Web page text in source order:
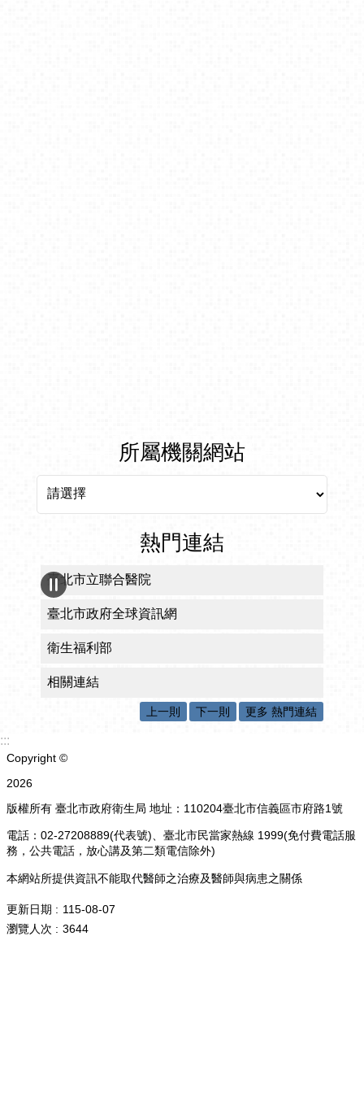
所屬機關網站
熱門連結
臺北市立聯合醫院
臺北市政府全球資訊網
衛生福利部
相關連結
上一則 下一則 更多 熱門連結
:::
Copyright ©
2026
版權所有 臺北市政府衛生局 地址：110204臺北市信義區市府路1號
電話：02-27208889(代表號)、臺北市民當家熱線 1999(免付費電話服
務，公共電話，放心講及第二類電信除外)
本網站所提供資訊不能取代醫師之治療及醫師與病患之關係
更新日期
115-08-07
瀏覽人次
3644